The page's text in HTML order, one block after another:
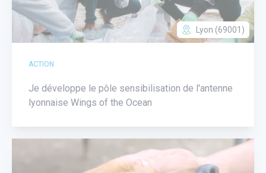
Lyon (69001)
ACTION
Je développe le pôle sensibilisation de l'antenne
lyonnaise Wings of the Ocean